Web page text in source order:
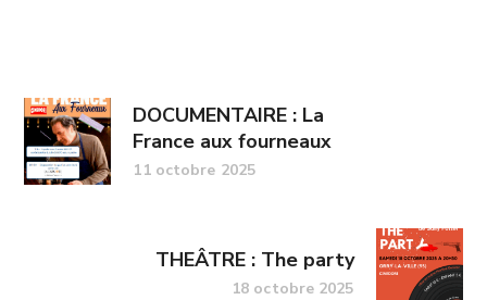
DOCUMENTAIRE : La
France aux fourneaux
11 octobre 2025
THEÂTRE : The party
18 octobre 2025